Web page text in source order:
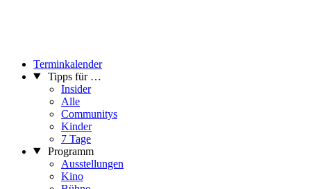
Terminkalender
Tipps für …
Insider
Alle
Communitys
Kinder
7 Tage
Programm
Ausstellungen
Kino